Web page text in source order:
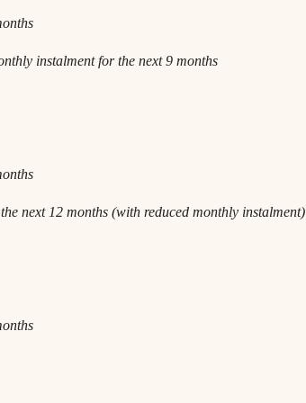
instalment for the next 9 months
next 12 months (with reduced monthly instalment)